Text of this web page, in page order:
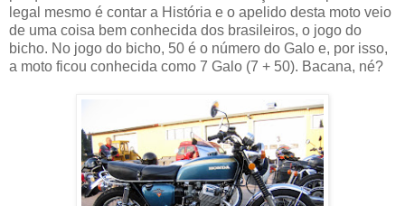
legal mesmo é contar a História e o apelido desta moto veio
de uma coisa bem conhecida dos brasileiros, o jogo do
bicho. No jogo do bicho, 50 é o número do Galo e, por isso,
a moto ficou conhecida como 7 Galo (7 + 50). Bacana, né?